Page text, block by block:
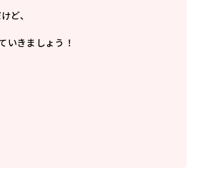
ど、
いきましょう！